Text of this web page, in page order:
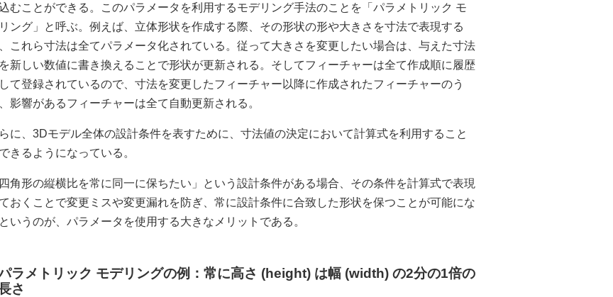
むことができる。このパラメータを利用するモデリング手法のことを「パラメトリック モ
ング」と呼ぶ。例えば、立体形状を作成する際、その形状の形や大きさを寸法で表現する
これら寸法は全てパラメータ化されている。従って大きさを変更したい場合は、与えた寸法
新しい数値に書き換えることで形状が更新される。そしてフィーチャーは全て作成順に履歴
て登録されているので、寸法を変更したフィーチャー以降に作成されたフィーチャーのう
影響があるフィーチャーは全て自動更新される。
に、3Dモデル全体の設計条件を表すために、寸法値の決定において計算式を利用すること
きるようになっている。
四角形の縦横比を常に同一に保ちたい」という設計条件がある場合、その条件を計算式で表現
おくことで変更ミスや変更漏れを防ぎ、常に設計条件に合致した形状を保つことが可能にな
いうのが、パラメータを使用する大きなメリットである。
ラメトリック モデリングの例：常に高さ (height) は幅 (width) の2分の1倍の
さ